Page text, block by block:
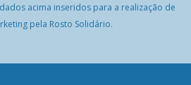
acima inseridos para a realização de
pela Rosto Solidário.